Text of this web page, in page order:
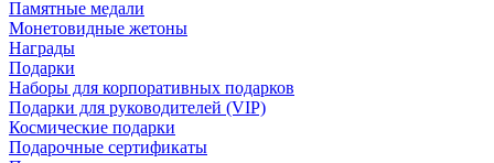
Памятные медали
Монетовидные жетоны
Награды
Подарки
Наборы для корпоративных подарков
Подарки для руководителей (VIP)
Космические подарки
Подарочные сертификаты